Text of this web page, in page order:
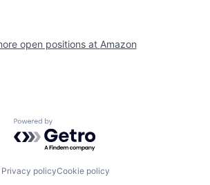
open positions at Amazon
Powered by Getro.com
Privacy policyCookie policy